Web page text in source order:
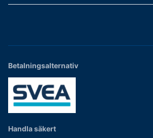
Betalningsalternativ
Handla säkert